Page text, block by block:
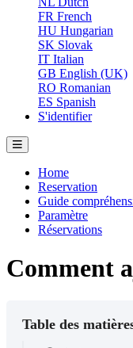
FR French
HU Hungarian
SK Slovak
IT Italian
GB English (UK)
RO Romanian
ES Spanish
S'identifier
Home
Reservation
Guide
Paramètre
Réservations
Comment
Table des